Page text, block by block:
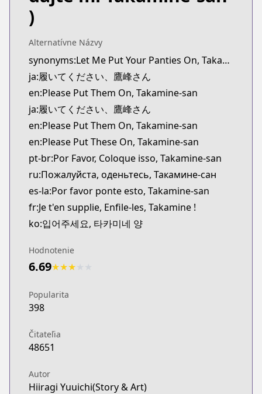
Kitsu
CDJapan
CDJapan
https://www.anime-planet.com/manga/https://
MangaUpdates
MangaUpdates
https://www.mangaupdates.com/
Book☆Walker
https://bookwalker.jp/series/219013
Official English
Official English
https://global.manga-up.com/manga/421
)
Alternatívne Názvy
synonyms:Let Me Put Your Panties On, Takamine-san,Please Put These On, Takamine-san
ja:履いてください、鷹峰さん
en:Please Put Them On, Takamine-san
ja:履いてください、鷹峰さん
en:Please Put Them On, Takamine-san
en:Please Put These On, Takamine-san
pt-br:Por Favor, Coloque isso, Takamine-san
ru:Пожалуйста, оденьтесь, Такамине-сан
es-la:Por favor ponte esto, Takamine-san
fr:Je t'en supplie, Enfile-les, Takamine !
ko:입어주세요, 타카미네 양
Hodnotenie
6.69★★★
Popularita
398
Čitateľia
48651
Autor
Hiiragi Yuuichi(Story & Art)